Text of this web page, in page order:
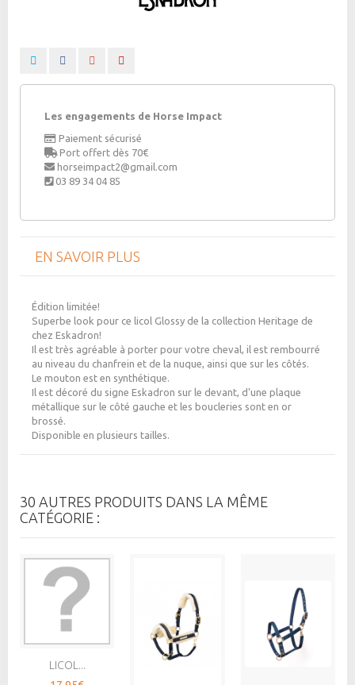
Les engagements de Horse Impact
Paiement sécurisé
Port offert dès 70€
horseimpact2@gmail.com
03 89 34 04 85
EN SAVOIR PLUS
Édition limitée!
Superbe look pour ce licol Glossy de la collection Heritage de
chez Eskadron!
Il est très agréable à porter pour votre cheval, il est rembourré
au niveau du chanfrein et de la nuque, ainsi que sur les côtés.
Le mouton est en synthétique.
Il est décoré du signe Eskadron sur le devant, d'une plaque
métallique sur le côté gauche et les boucleries sont en or
brossé.
Disponible en plusieurs tailles.
30 AUTRES PRODUITS DANS LA MÊME
CATÉGORIE :
LICOL...